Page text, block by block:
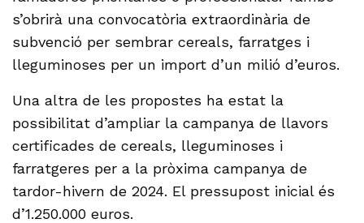
s’obrirà una convocatòria extraordinària de
subvenció per sembrar cereals, farratges i
lleguminoses per un import d’un milió d’euros.
Una altra de les propostes ha estat la
possibilitat d’ampliar la campanya de llavors
certificades de cereals, lleguminoses i
farratgeres per a la pròxima campanya de
tardor-hivern de 2024. El pressupost inicial és
d’1.250.000 euros.